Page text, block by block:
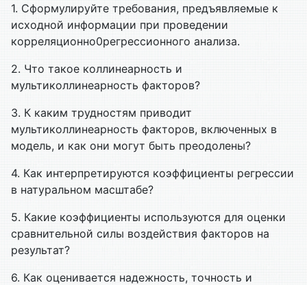
1. Сформулируйте требования, предъявляемые к
исходной информации при проведении
корреляционно0регрессионного анализа.
2. Что такое коллинеарность и
мультиколлинеарность факторов?
3. К каким трудностям приводит
мультиколлинеарность факторов, включенных в
модель, и как они могут быть преодолены?
4. Как интерпретируются коэффициенты регрессии
в натуральном масштабе?
5. Какие коэффициенты используются для оценки
сравнительной силы воздействия факторов на
результат?
6. Как оценивается надежность, точность и